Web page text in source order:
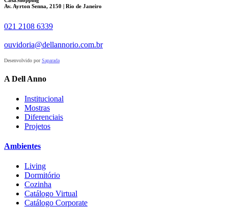
Av. Ayrton Senna, 2150 | Rio de Janeiro
021 2108 6339
ouvidoria@dellannorio.com.br
Desenvolvido porSaparada
A Dell Anno
Institucional
Mostras
Diferenciais
Projetos
Ambientes
Living
Dormitório
Cozinha
Catálogo Virtual
Catálogo Corporate